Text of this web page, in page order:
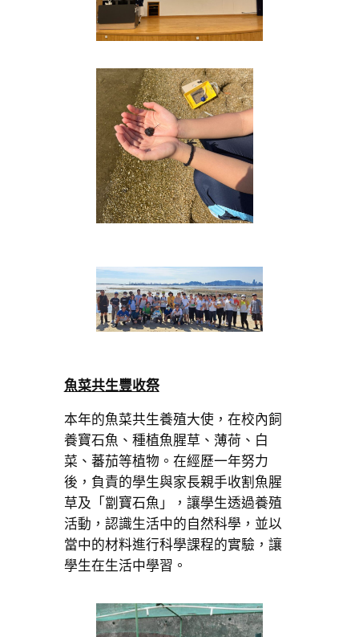
魚菜共生豐收祭
本年的魚菜共生養殖大使，在校內飼
養寶石魚、種植魚腥草、薄荷、白
菜、蕃茄等植物。在經歷一年努力
後，負責的學生與家長親手收割魚腥
草及「劏寶石魚」，讓學生透過養殖
活動，認識生活中的自然科學，並以
當中的材料進行科學課程的實驗，讓
學生在生活中學習。